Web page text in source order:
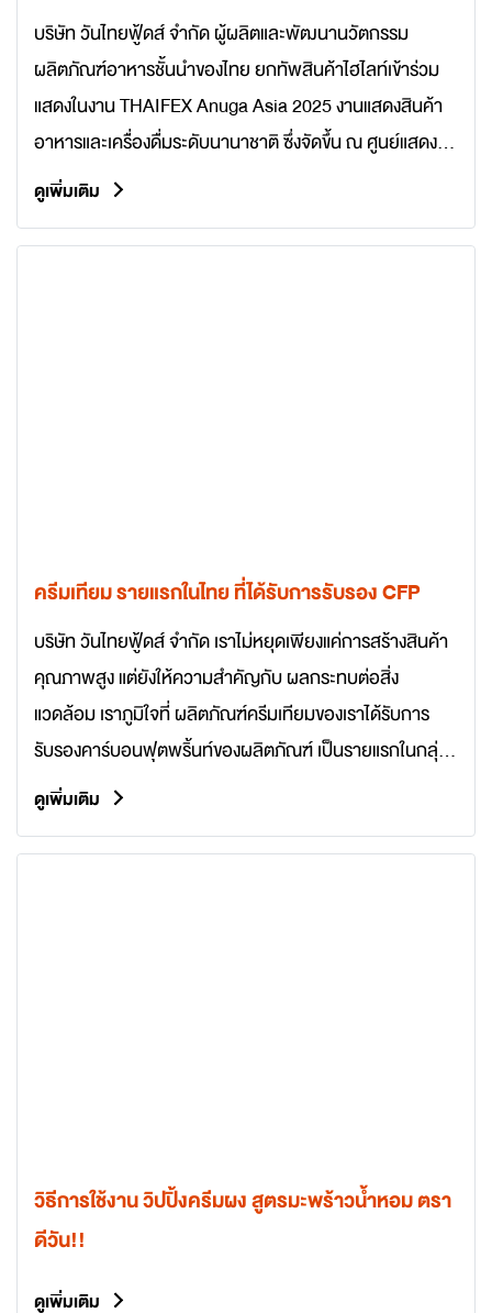
สากล
บริษัท วันไทยฟู้ดส์ จำกัด ผู้ผลิตและพัฒนานวัตกรรม
ผลิตภัณฑ์อาหารชั้นนำของไทย ยกทัพสินค้าไฮไลท์เข้าร่วม
แสดงในงาน THAIFEX Anuga Asia 2025 งานแสดงสินค้า
อาหารและเครื่องดื่มระดับนานาชาติ ซึ่งจัดขึ้น ณ ศูนย์แสดง
สินค้าอิมแพ็ค เมืองทองธานี ระหว่างวันที่ 27-31 พฤษภาคม
ดูเพิ่มเติม
ครีมเทียม รายแรกในไทย ที่ได้รับการรับรอง CFP
บริษัท วันไทยฟู้ดส์ จำกัด เราไม่หยุดเพียงแค่การสร้างสินค้า
คุณภาพสูง แต่ยังให้ความสำคัญกับ ผลกระทบต่อสิ่ง
แวดล้อม เราภูมิใจที่ ผลิตภัณฑ์ครีมเทียมของเราได้รับการ
รับรองคาร์บอนฟุตพริ้นท์ของผลิตภัณฑ์ เป็นรายแรกในกลุ่ม
ผลิตภัณฑ์ครีมเทียมรูปแบบผงในไทย การรับรองนี้สะท้อนถึง
(Sustainability) และการสร้าง ผลิตภัณฑ์ที่เป็นมิตรต่อสิ่ง
ดูเพิ่มเติม
วิธีการใช้งาน วิปปิ้งครีมผง สูตรมะพร้าวน้ำหอม ตรา
ดีวัน!!
ดูเพิ่มเติม